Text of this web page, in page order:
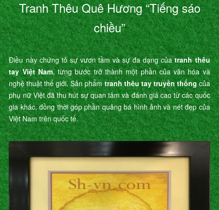
Tranh Thêu Quê Hương “Tiếng sáo
chiều”
Điều này chứng tỏ sự vươn tầm và sự đa dạng củatranh thêu
tay Việt Nam, từng bước trở thành một phần của văn hóa và
nghệ thuật thế giới. Sản phẩmtranh thêu tay truyền thốngcủa
phụ nữ Việt đã thu hút sự quan tâm và đánh giá cao từ các quốc
gia khác, đồng thời góp phần quảng bá hình ảnh và nét đẹp của
Việt Nam trên quốc tế.